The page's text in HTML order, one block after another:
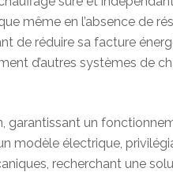
même en l’absence de
de réduire sa facture
d’autres systèmes de
garantissant un
modèle électrique,
recherchant une